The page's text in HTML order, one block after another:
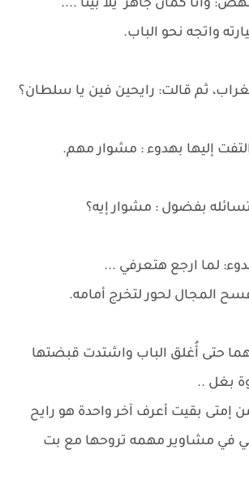
وانا كمان جاهز يلا بينا ....
واتجه نحو الباب.
ثم قالت: رايحين فين يا سلطان؟
إليها بهدوء : مشوار مهم.
بفضول : مشوار إيه؟
لما ارجع هتعرفي ...
المجال لحور لتخرج أمامه.
حتى أُغلق الباب واشتدت قبضتها
بغل ..
بقيت أعرف آخر واحدة هو رايح
في مشاوير مهمه تروحها مع بت